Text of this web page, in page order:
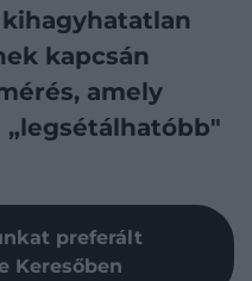
kapcsán
amely
preferált
Keresőben